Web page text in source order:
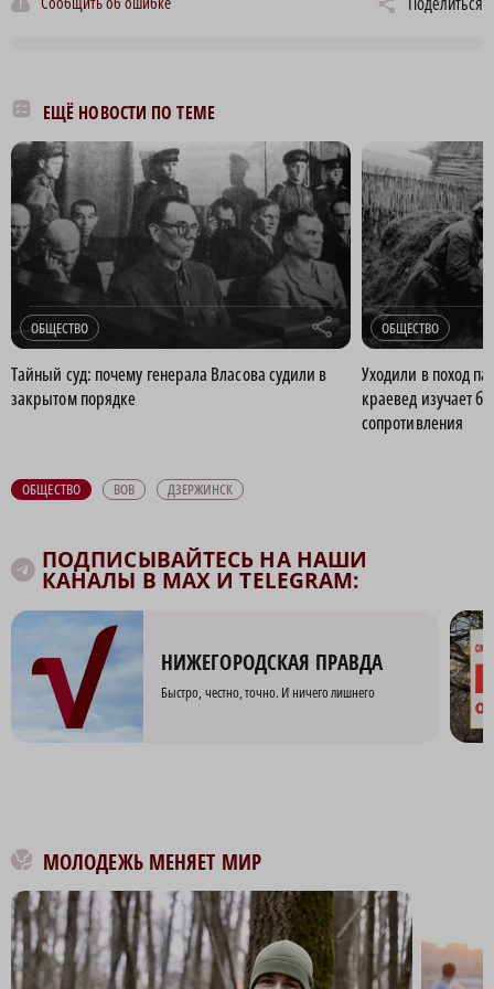
ЕЩЁ НОВОСТИ ПО ТЕМЕ
ОБЩЕСТВО r
Тайный суд: почему генерала Власова судили в
закрытом порядке
ОБЩЕСТВО
Уходили в поход
краевед изучает
сопротивления
ОБЩЕСТВО ВОВ ДЗЕРЖИНСК
ПОДПИСЫВАЙТЕСЬ НА НАШИ
КАНАЛЫ В MAX И TELEGRAM:
НИЖЕГОРОДСКАЯ ПРАВДА
Быстро, честно, точно. И ничего лишнего
МОЛОДЕЖЬ МЕНЯЕТ МИР